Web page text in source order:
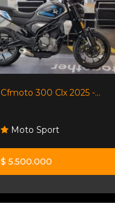
Cfmoto 300 Clx 2025 -...
Moto Sport
$ 5.500.000